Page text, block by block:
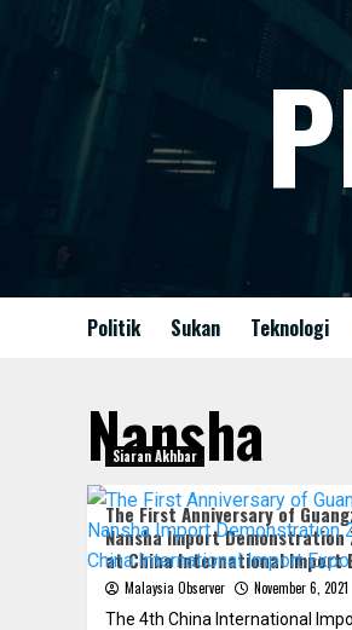
content
Politik Sukan Teknologi
Nansha
Siaran Akhbar
The First Anniversary of
Nansha Import Demonstration
at China International Import
Malaysia Observer
November 6, 2021
The 4th China International